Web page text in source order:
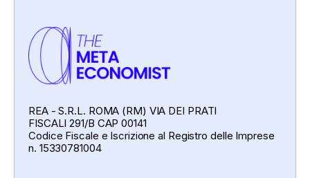
REA - S.R.L. ROMA (RM) VIA DEI PRATI
FISCALI 291/B CAP 00141
Codice Fiscale e Iscrizione al Registro delle Imprese
n. 15330781004